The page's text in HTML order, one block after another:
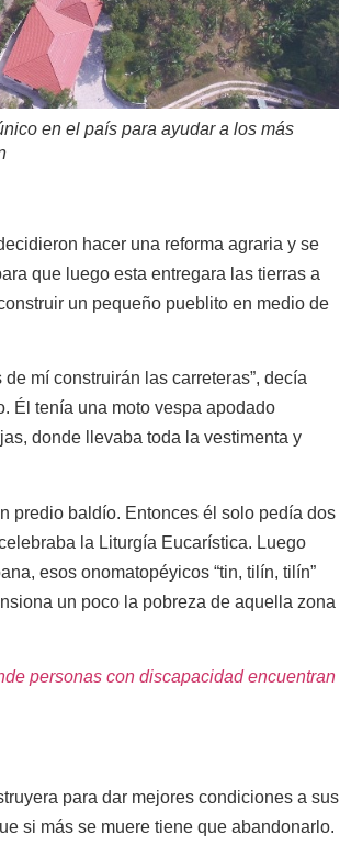
en el país para ayudar a los más
hacer una reforma agraria y se
que luego esta entregara las tierras a
un pequeño pueblito en medio de
mí construirán las carreteras”, decía
Él tenía una moto vespa apodado
donde llevaba toda la vestimenta y
predio baldío. Entonces él solo pedía dos
la Liturgía Eucarística. Luego
esos onomatopéyicos “tin, tilín, tilín”
un poco la pobreza de aquella zona
personas con discapacidad encuentran
para dar mejores condiciones a sus
si más se muere tiene que abandonarlo.